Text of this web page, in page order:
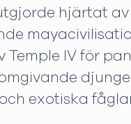
hjärtat av
Temple IV för
exotiska